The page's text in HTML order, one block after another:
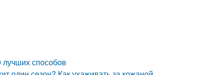
лучших способов